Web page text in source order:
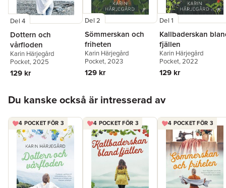
Del 4
Dottern och
vårfloden
Karin Härjegård
Pocket, 2025
129 kr
Del 2
Sömmerskan och
friheten
Karin Härjegård
Pocket, 2023
129 kr
Del 1
Kallbaderskan
fjällen
Karin Härjegård
Pocket, 2022
129 kr
Du kanske också är intresserad av
4 POCKET FÖR 3 4 POCKET FÖR 3 4 POCKET FÖR 3